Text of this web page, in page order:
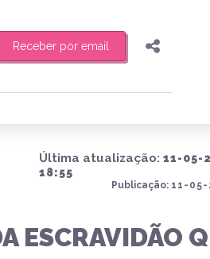
Receber por email
o resumo
Compartilhar
Enviar por Whatsapp
Publicar no X
Última atualização: 11-05-
18:55
Publicação: 11-05-
ESCRAVIDÃO